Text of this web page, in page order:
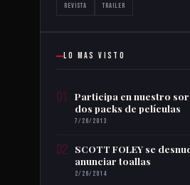
revista trailer
LO MAS VISTO
01
Participa en nuestro
dos packs de películas
7/26/2013
02
SCOTT FOLEY se
anunciar toallas
2/26/2014